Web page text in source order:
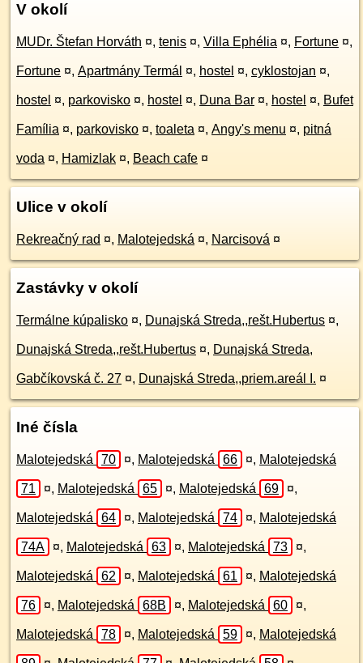
V okolí
MUDr. Štefan Horváth ¤, tenis ¤, Villa Ephélia ¤, Fortune ¤,
Fortune ¤, Apartmány Termál ¤, hostel ¤, cyklostojan ¤,
hostel ¤, parkovisko ¤, hostel ¤, Duna Bar ¤, hostel ¤, Bufet
Família ¤, parkovisko ¤, toaleta ¤, Angy's menu ¤, pitná
voda ¤, Hamizlak ¤, Beach cafe ¤
Ulice v okolí
Rekreačný rad ¤, Malotejedská ¤, Narcisová ¤
Zastávky v okolí
Termálne kúpalisko ¤, Dunajská Streda,,rešt.Hubertus ¤,
Dunajská Streda,,rešt.Hubertus ¤, Dunajská Streda,
Gabčíkovská č. 27 ¤, Dunajská Streda,,priem.areál I. ¤
Iné čísla
Malotejedská 70 ¤, Malotejedská 66 ¤, Malotejedská
71 ¤, Malotejedská 65 ¤, Malotejedská 69 ¤,
Malotejedská 64 ¤, Malotejedská 74 ¤, Malotejedská
74A ¤, Malotejedská 63 ¤, Malotejedská 73 ¤,
Malotejedská 62 ¤, Malotejedská 61 ¤, Malotejedská
76 ¤, Malotejedská 68B ¤, Malotejedská 60 ¤,
Malotejedská 78 ¤, Malotejedská 59 ¤, Malotejedská